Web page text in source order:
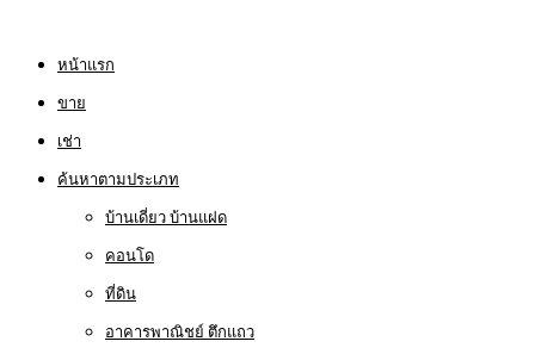
หน้าแรก
ขาย
เช่า
ค้นหาตามประเภท
บ้านเดี่ยว บ้านแฝด
คอนโด
ที่ดิน
อาคารพาณิชย์ ตึกแถว